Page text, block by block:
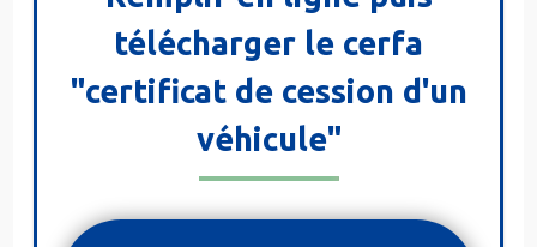
télécharger le cerfa
"certificat de cession d'un
véhicule"